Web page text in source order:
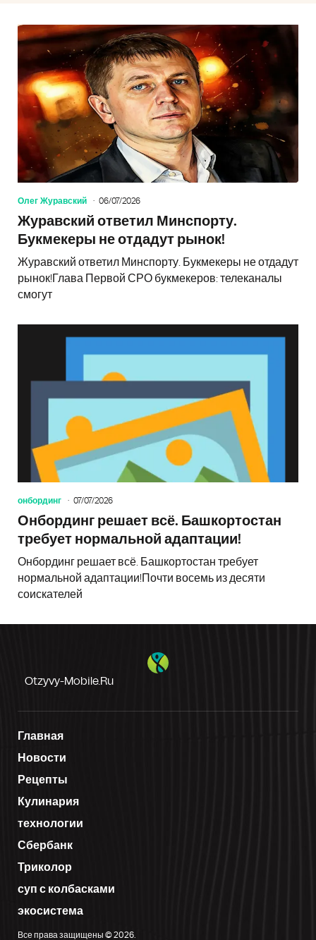
Олег Журавский 06/07/2026
Журавский ответил Минспорту.
Букмекеры не отдадут рынок!
Журавский ответил Минспорту. Букмекеры не отдадут
рынок!Глава Первой СРО букмекеров: телеканалы
смогут
онбординг 07/07/2026
Онбординг решает всё. Башкортостан
требует нормальной адаптации!
Онбординг решает всё. Башкортостан требует
нормальной адаптации!Почти восемь из десяти
соискателей
Otzyvy-Mobile.ru
Главная
Новости
Рецепты
Кулинария
технологии
Сбербанк
Триколор
суп с колбасками
экосистема
Все права защищены © 2026.